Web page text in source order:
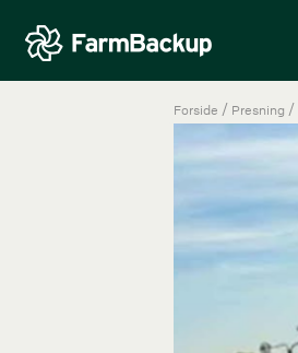
Forside / Presning /